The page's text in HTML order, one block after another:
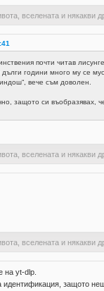
вселената и някакви
почти читав
дълги години много му се
вече съм доволен.
защото си
вселената и някакви
вселената и някакви
на yt-dlp.
идентификация, защото